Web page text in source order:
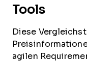
Tools
Diese
agilen